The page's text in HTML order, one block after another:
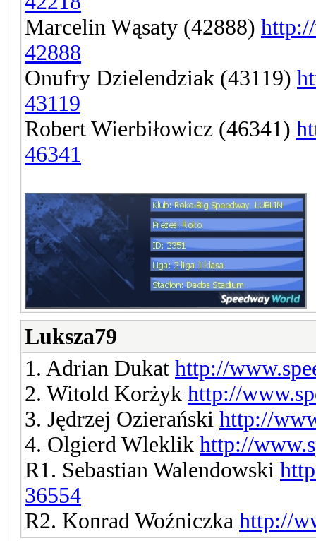
Marcelin Wąsaty (42888)
42888
Onufry Dzielendziak (43119)
43119
Robert Wierbiłowicz (46341)
46341
Luksza79
1. Adrian Dukat http://
2. Witold Korżyk http://
3. Jędrzej Ozierański http://
4. Olgierd Wleklik http://
R1. Sebastian Walendowski
36554
R2. Konrad Woźniczka http://